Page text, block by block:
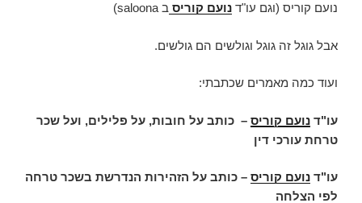
נועם קוריס (וגם עו"ד נועם קוריס ב saloona)
אבל גוגל זה גוגל וגולשים הם גולשים.
ועוד כמה מאמרים שכתבתי:
עו"ד נועם קוריס – כותב על חובות, על פלילים, ועל שכר
טרחת עורכי דין
עו"ד נועם קוריס – כותב על הזהירות הנדרשת בשכר טרחה
לפי הצלחה